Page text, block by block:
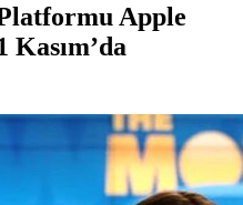
Apple
Kasım’da